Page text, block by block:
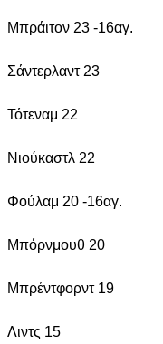
Μπράιτον 23 -16αγ.
Σάντερλαντ 23
Τότεναμ 22
Νιούκαστλ 22
Φούλαμ 20 -16αγ.
Μπόρνμουθ 20
Μπρέντφορντ 19
Λιντς 15